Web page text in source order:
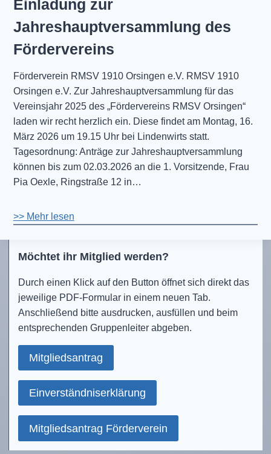
Einladung zur
Jahreshauptversammlung des
Fördervereins
Förderverein RMSV 1910 Orsingen e.V. RMSV 1910
Orsingen e.V. Zur Jahreshauptversammlung für das
Vereinsjahr 2025 des „Fördervereins RMSV Orsingen“
laden wir recht herzlich ein. Diese findet am Montag, 16.
März 2026 um 19.15 Uhr bei Lindenwirts statt.
Tagesordnung: Anträge zur Jahreshauptversammlung
können bis zum 02.03.2026 an die 1. Vorsitzende, Frau
Pia Oexle, Ringstraße 12 in…
>> Mehr lesen
Möchtet ihr Mitglied werden?
Durch einen Klick auf den Button öffnet sich direkt das
jeweilige PDF-Formular in einem neuen Tab.
Anschließend bitte ausdrucken, ausfüllen und beim
entsprechenden Gruppenleiter abgeben.
Mitgliedsantrag
Einverständniserklärung
Mitgliedsantrag Förderverein